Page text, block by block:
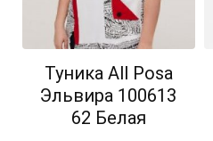
Туника All Posa
Эльвира 100613
62 Белая